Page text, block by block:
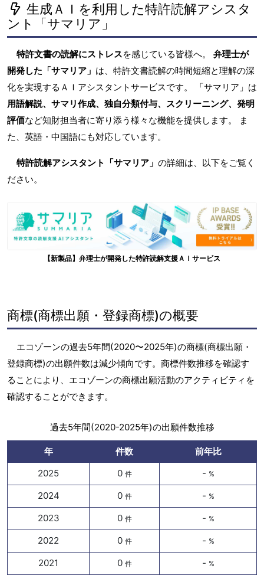
生成ＡＩを利用した特許読解アシスタ
ント「サマリア」
特許文書の読解にストレスを感じている皆様へ。 弁理士が
開発した「サマリア」 は、特許文書読解の時間短縮と理解の深
化を実現するＡＩアシスタントサービスです。 「サマリア」は
用語解説、サマリ作成、独自分類付与、スクリーニング、発明
評価など知財担当者に寄り添う様々な機能を提供します。 ま
た、英語・中国語にも対応しています。
特許読解アシスタント「サマリア」 の詳細は、以下をご覧く
ださい。
【新製品】弁理士が開発した特許読解支援ＡＩサービス
商標(商標出願・登録商標)の概要
エコゾーンの過去5年間(2020〜2025年)の商標(商標出願・
登録商標)の出願件数は減少傾向です。商標件数推移を確認す
ることにより、エコゾーンの商標出願活動のアクティビティを
確認することができます。
過去5年間(2020-2025年)の出願件数推移
年 件数
前年比
2025
0 件 - %
2024 0 件 - %
2023 0 件 - %
2022 0 件 - %
2021 0 件 - %